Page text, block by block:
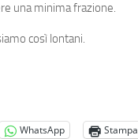
una minima frazione.
così lontani.
WhatsApp Stampa